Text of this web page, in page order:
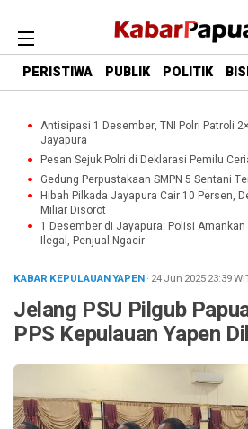
PERISTIWA PUBLIK POLITIK
Antisipasi 1 Desember, TNI Polri Patroli
Jayapura
Pesan Sejuk Polri di Deklarasi Pemilu
Gedung Perpustakaan SMPN 5 Sentani
Hibah Pilkada Jayapura Cair 10 Persen,
Miliar Disorot
1 Desember di Jayapura: Polisi
Ilegal, Penjual Ngacir
KABAR KEPULAUAN YAPEN· 24 Jun 202523:39
Jelang PSU Pilgub
PPS Kepulauan Yapen